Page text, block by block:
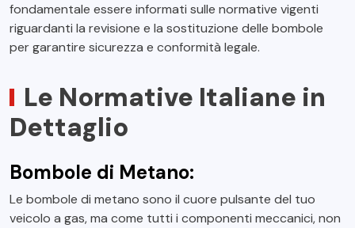
fondamentale essere informati sulle normative vigenti
riguardanti la revisione e la sostituzione delle bombole
per garantire sicurezza e conformità legale.
Le Normative Italiane in
Dettaglio
Bombole di Metano:
Le bombole di metano sono il cuore pulsante del tuo
veicolo a gas, ma come tutti i componenti meccanici, non